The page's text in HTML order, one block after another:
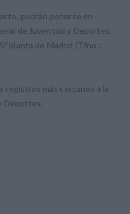
podrán ponerse en
de Juventud y Deportes
planta de Madrid (Tfno.:
registros más cercanos a la
Deportes: